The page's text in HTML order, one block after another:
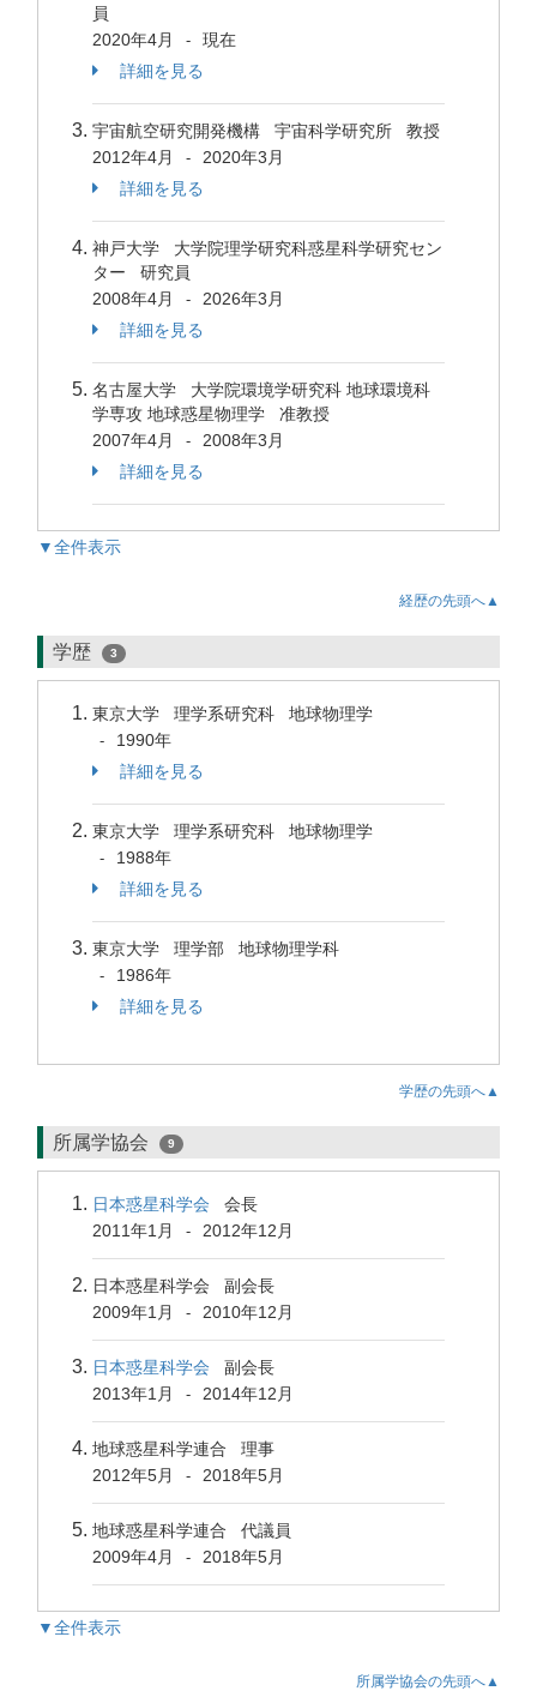
員
2020年4月
-
現在
詳細を見る
宇宙航空研究開発機構 宇宙科学研究所 教授
2012年4月
-
2020年3月
詳細を見る
神戸大学 大学院理学研究科惑星科学研究セン
ター 研究員
2008年4月
-
2026年3月
詳細を見る
名古屋大学 大学院環境学研究科 地球環境科
学専攻 地球惑星物理学 准教授
2007年4月
-
2008年3月
詳細を見る
▼全件表示
経歴の先頭へ▲
学歴 3
東京大学 理学系研究科 地球物理学
-
1990年
詳細を見る
東京大学 理学系研究科 地球物理学
-
1988年
詳細を見る
東京大学 理学部 地球物理学科
-
1986年
詳細を見る
学歴の先頭へ▲
所属学協会 9
日本惑星科学会 会長
2011年1月
- 2012年12月
日本惑星科学会 副会長
2009年1月
- 2010年12月
日本惑星科学会 副会長
2013年1月
- 2014年12月
地球惑星科学連合 理事
2012年5月
- 2018年5月
地球惑星科学連合 代議員
2009年4月
- 2018年5月
▼全件表示
所属学協会の先頭へ▲